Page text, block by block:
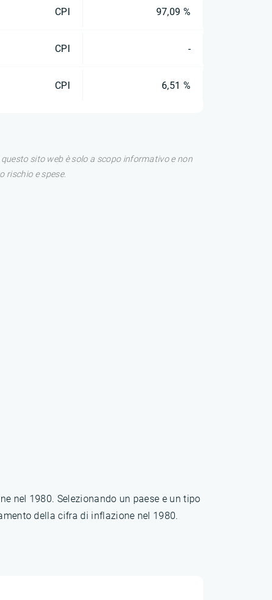
CPI 97,09 %
CPI -
CPI 6,51 %
sito web è solo a scopo informativo e non
rischio e spese.
nel 1980. Selezionando un paese e un tipo
della cifra di inflazione nel 1980.